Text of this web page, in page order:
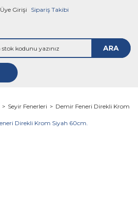
Üye Girişi Sipariş Takibi
ARA
Seyir Fenerleri Demir Feneri Direkli Krom